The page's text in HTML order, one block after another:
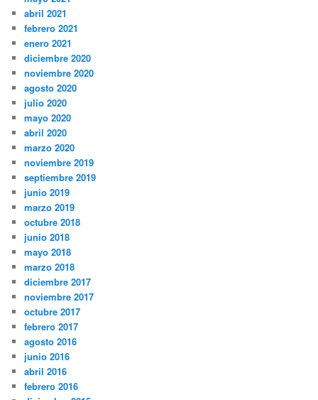
abril 2021
febrero 2021
enero 2021
diciembre 2020
noviembre 2020
agosto 2020
julio 2020
mayo 2020
abril 2020
marzo 2020
noviembre 2019
septiembre 2019
junio 2019
marzo 2019
octubre 2018
junio 2018
mayo 2018
marzo 2018
diciembre 2017
noviembre 2017
octubre 2017
febrero 2017
agosto 2016
junio 2016
abril 2016
febrero 2016